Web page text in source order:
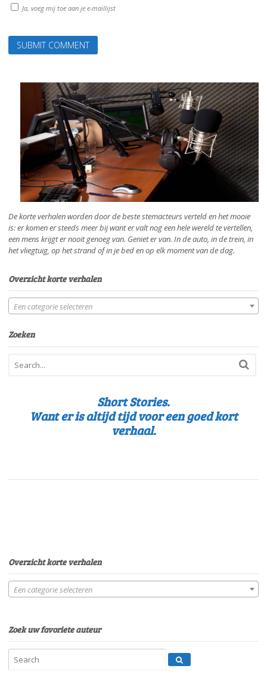
Ja, voeg mij toe aan je e-maillijst
De korte verhalen worden door de beste stemacteurs verteld en het mooie
is: er komen er steeds meer bij want er valt nog een hele wereld te vertellen,
een mens krijgt er nooit genoeg van. Geniet er van. In de auto, in de trein, in
het vliegtuig, op het strand of in je bed en op elk moment van de dag.
Overzicht korte verhalen
Een categorie selecteren
Zoeken
Short Stories.
Want er is altijd tijd voor een goed kort
verhaal.
Overzicht korte verhalen
Een categorie selecteren
Zoek uw favoriete auteur